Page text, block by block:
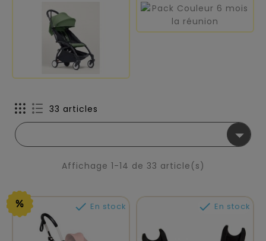
33 articles

Affichage 1-14 de 33 article(s)
 En stock  En stock